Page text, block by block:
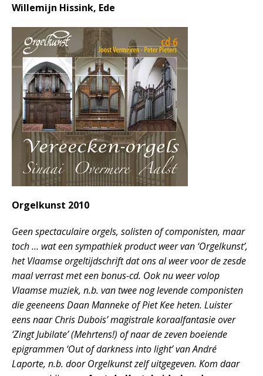
Willemijn Hissink, Ede
Orgelkunst 2010
Geen spectaculaire orgels, solisten of componisten, maar
toch … wat een sympathiek product weer van ‘Orgelkunst’,
het Vlaamse orgeltijdschrift dat ons al weer voor de zesde
maal verrast met een bonus-cd. Ook nu weer volop
Vlaamse muziek, n.b. van twee nog levende componisten
die geeneens Daan Manneke of Piet Kee heten. Luister
eens naar Chris Dubois’ magistrale koraalfantasie over
‘Zingt Jubilate’ (Mehrtens!) of naar de zeven boeiende
epigrammen ‘Out of darkness into light’ van André
Laporte, n.b. door Orgelkunst zelf uitgegeven. Kom daar